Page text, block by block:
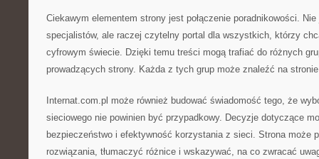
Ciekawym elementem strony jest połączenie poradnikowości.
specjalistów, ale raczej czytelny portal dla wszystkich, którzy
cyfrowym świecie. Dzięki temu treści mogą trafiać do różnych
prowadzących strony. Każda z tych grup może znaleźć na
Internat.com.pl może również budować świadomość tego, że
sieciowego nie powinien być przypadkowy. Decyzje dotyczące
bezpieczeństwo i efektywność korzystania z sieci. Strona może
rozwiązania, tłumaczyć różnice i wskazywać, na co zwracać